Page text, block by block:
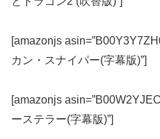
[amazonjs
カン・スナイパー(字幕版)”]
[amazonjs
ーステラー(字幕版)”]